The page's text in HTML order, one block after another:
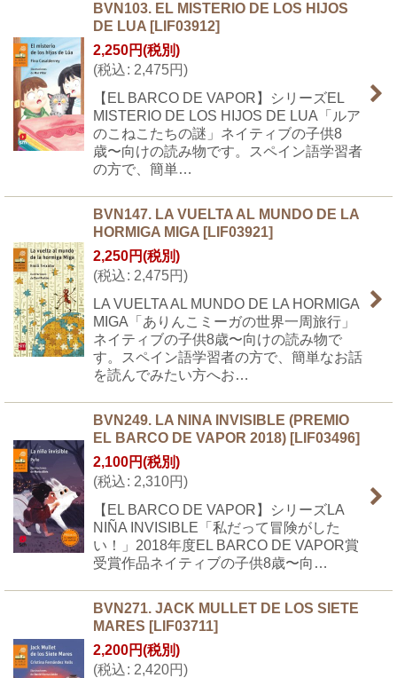
BVN103. EL MISTERIO DE LOS HIJOS
DE LUA [LIF03912]
2,250円(税別)
(税込: 2,475円)
【EL BARCO DE VAPOR】シリーズEL
MISTERIO DE LOS HIJOS DE LUA「ルア
のこねこたちの謎」ネイティブの子供8
歳〜向けの読み物です。スペイン語学習者
の方で、簡単…
BVN147. LA VUELTA AL MUNDO DE LA
HORMIGA MIGA [LIF03921]
2,250円(税別)
(税込: 2,475円)
LA VUELTA AL MUNDO DE LA HORMIGA
MIGA「ありんこミーガの世界一周旅行」
ネイティブの子供8歳〜向けの読み物で
す。スペイン語学習者の方で、簡単なお話
を読んでみたい方へお…
BVN249. LA NINA INVISIBLE (PREMIO
EL BARCO DE VAPOR 2018) [LIF03496]
2,100円(税別)
(税込: 2,310円)
【EL BARCO DE VAPOR】シリーズLA
NIÑA INVISIBLE「私だって冒険がした
い！」2018年度EL BARCO DE VAPOR賞
受賞作品ネイティブの子供8歳〜向…
BVN271. JACK MULLET DE LOS SIETE
MARES [LIF03711]
2,200円(税別)
(税込: 2,420円)